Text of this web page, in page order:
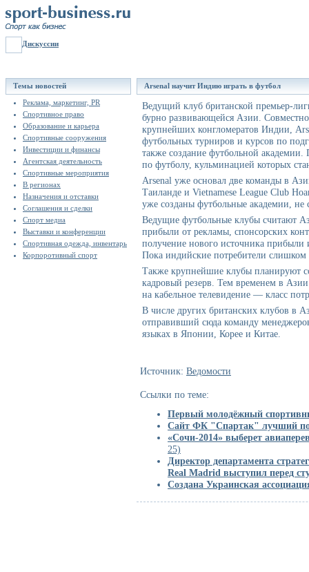
Дискуссии
Темы новостей
Реклама, маркетинг, PR
Спортивное право
Образование и карьера
Спортивные сооружения
Инвестиции и финансы
Агентская деятельность
Спортивные мероприятия
В регионах
Назначения и отставки
Соглашения и сделки
Спорт медиа
Выставки и конференции
Спортивная одежда, инвентарь
Корпоротивный спорт
Arsenal научит Индию играть в футбол
Ведущий клуб британской премьер-
бурно развивающейся Азии.
крупнейших конгломератов Индии,
футбольных турниров и курсов по
также создание футбольной академии.
по футболу, кульминацией которых
Arsenal уже основал две команды в
Таиланде и Vietnamese League Club
уже созданы футбольные академии, не
Ведущие футбольные клубы считают
прибыли от рекламы, спонсорских
получение нового источника прибыли
Пока индийские потребители
Также крупнейшие клубы планируют
кадровый резерв. Тем временем в
на кабельное телевидение — класс
В числе других британских клубов в
отправивший сюда команду
языках в Японии, Корее и Китае.
Источник: Ведомости
Ссылки по теме:
Первый молодёжный
Сайт ФК "Спартак" лучший по
«Сочи-2014» выберет
25)
Директор департамента
Real Madrid выступил перед
Создана Украинская